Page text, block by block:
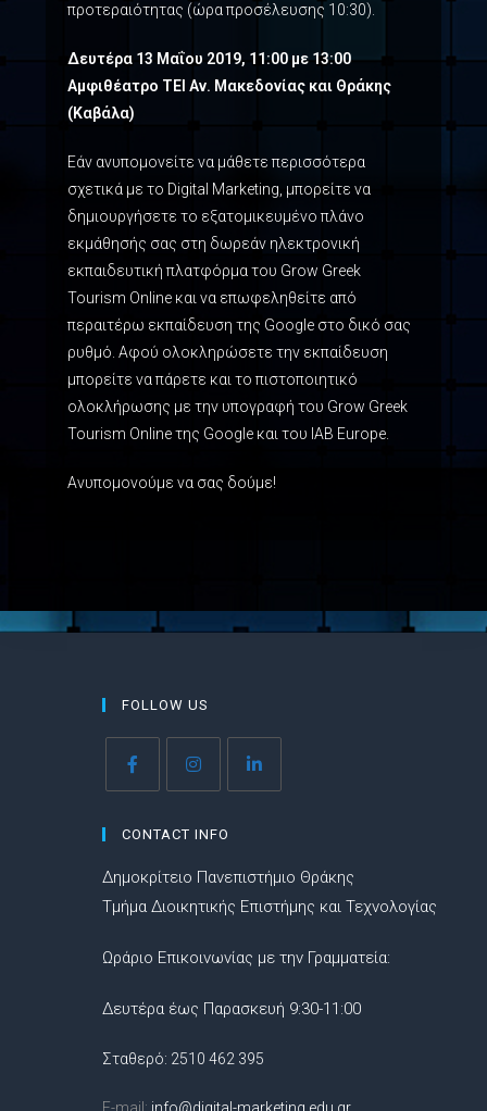
προτεραιότητας (ώρα προσέλευσης 10:30).
Δευτέρα 13 Μαΐου 2019, 11:00 με 13:00
Αμφιθέατρο ΤΕΙ Αν. Μακεδονίας και Θράκης
(Καβάλα)
Εάν ανυπομονείτε να μάθετε περισσότερα
σχετικά με το Digital Marketing, μπορείτε να
δημιουργήσετε το εξατομικευμένο πλάνο
εκμάθησής σας στη δωρεάν ηλεκτρονική
εκπαιδευτική πλατφόρμα του Grow Greek
Tourism Online και να επωφεληθείτε από
περαιτέρω εκπαίδευση της Google στο δικό σας
ρυθμό. Αφού ολοκληρώσετε την εκπαίδευση
μπορείτε να πάρετε και το πιστοποιητικό
ολοκλήρωσης με την υπογραφή του Grow Greek
Tourism Online της Google και του IAB Europe.
Ανυπομονούμε να σας δούμε!
FOLLOW US
CONTACT INFO
Δημοκρίτειο Πανεπιστήμιο Θράκης
Τμήμα Διοικητικής Επιστήμης και Τεχνολογίας
Ωράριο Επικοινωνίας με την Γραμματεία:
Δευτέρα έως Παρασκευή 9:30-11:00
Σταθερό: 2510 462 395